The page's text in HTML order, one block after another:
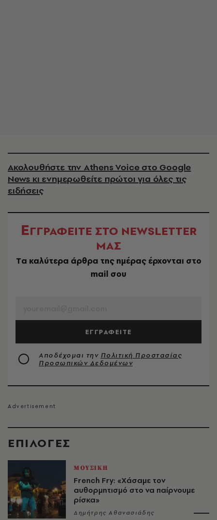
EΠΙΛΟΓΈΣ
ΜΟΥΣΙΚΗ
French Fry: «Χάσαμε τον
αυθορμητισμό στο να παίρνουμε
ρίσκα»
Δημήτρης Αθανασιάδης
Ακολουθήστε την Athens Voice στο Google
News κι ενημερωθείτε πρώτοι για όλες τις
ειδήσεις
ΕΓΓΡΑΦΕΙΤΕ ΣΤΟ NEWSLETTER
ΜΑΣ
Tα καλύτερα άρθρα της ημέρας έρχονται στο
mail σου
ΕΓΓΡΑΦΕΙΤΕ
Αποδέχομαι την Πολιτική Προστασίας
Προσωπικών Δεδομένων